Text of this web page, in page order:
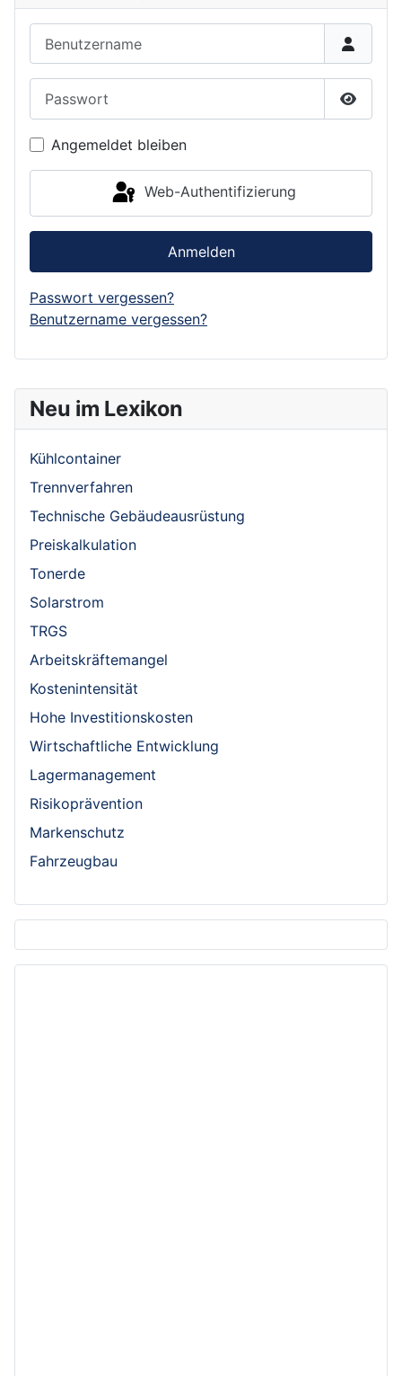
Neu im Lexikon
Kühlcontainer
Trennverfahren
Technische Gebäudeausrüstung
Preiskalkulation
Tonerde
Solarstrom
TRGS
Arbeitskräftemangel
Kostenintensität
Hohe Investitionskosten
Wirtschaftliche Entwicklung
Lagermanagement
Risikoprävention
Markenschutz
Fahrzeugbau
Angemeldet bleiben
Web-Authentifizierung
Anmelden
Passwort vergessen?
Benutzername vergessen?